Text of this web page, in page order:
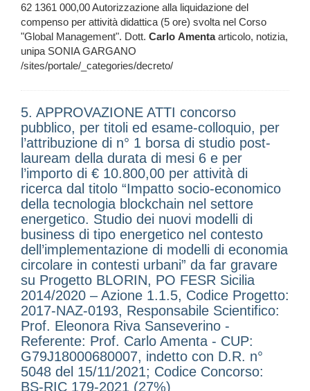
62 1361 000,00 Autorizzazione alla liquidazione del
compenso per attività didattica (5 ore) svolta nel Corso
"Global Management". Dott. Carlo Amentaarticolo, notizia,
unipa SONIA GARGANO
/sites/portale/_categories/decreto/
5. APPROVAZIONE ATTI concorso
pubblico, per titoli ed esame-colloquio, per
l’attribuzione di n° 1 borsa di studio post-
lauream della durata di mesi 6 e per
l’importo di € 10.800,00 per attività di
ricerca dal titolo “Impatto socio-economico
della tecnologia blockchain nel settore
energetico. Studio dei nuovi modelli di
business di tipo energetico nel contesto
dell’implementazione di modelli di economia
circolare in contesti urbani” da far gravare
su Progetto BLORIN, PO FESR Sicilia
2014/2020 – Azione 1.1.5, Codice Progetto:
2017-NAZ-0193, Responsabile Scientifico:
Prof. Eleonora Riva Sanseverino -
Referente: Prof. Carlo Amenta - CUP:
G79J18000680007, indetto con D.R. n°
5048 del 15/11/2021; Codice Concorso:
BS-RIC 179-2021 (27%)